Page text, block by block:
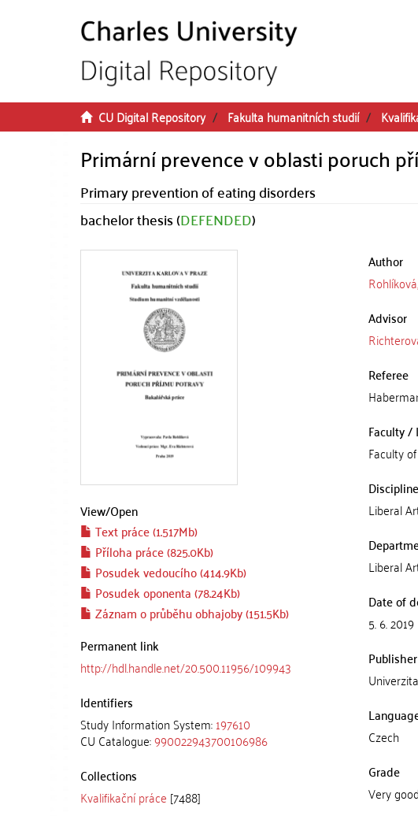
CU Digital Repository Fakulta humanitních studií
Primární prevence v oblasti poruch
Primary prevention of eating disorders
bachelor thesis (DEFENDED)
View/Open
Text práce (1.517Mb)
Příloha práce (825.0Kb)
Posudek vedoucího (414.9Kb)
Posudek oponenta (78.24Kb)
Záznam o průběhu obhajoby (151.5Kb)
Permanent link
http://hdl.handle.net/20.500.11956/109943
Identifiers
Study Information System:197610
CU Catalogue:990022943700106986
Collections
Kvalifikační práce [7488]
Author
Advisor
Referee
Faculty
Faculty
Discipline
Liberal
Liberal
Date of
5. 6. 2019
Publisher
Czech
Grade
Very good